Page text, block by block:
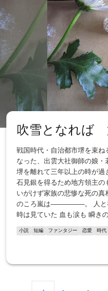
吹雪となれば
戦国時代・自治都市堺を束ね
なった、出雲大社御師の娘
堺を離れて三年以上の時が過
石見銀を得るため地方領主
いがけず家族の悲惨な死の
のころ嵐は―――――。 人と
時は見ていた 血も涙も 瞬き
小説 短編 ファンタジー 恋愛 時代